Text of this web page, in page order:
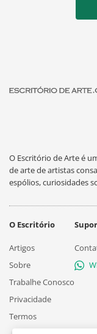
O Escritório de Arte é
de arte de artistas
espólios, curiosidades
O Escritório
Artigos
Sobre
Trabalhe Conosco
Privacidade
Termos